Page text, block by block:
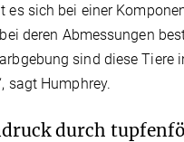
es sich bei einer
deren Abmessungen
sind diese
sagt Humphrey.
durch